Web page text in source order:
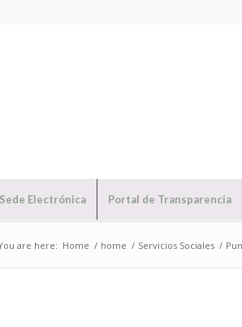
Sede Electrónica Portal de Transparencia
are here: Home / home / Servicios Sociales /